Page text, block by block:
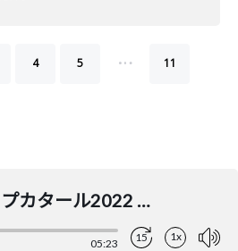
4 5 … 11
FIFAワールドカップカタール2022 アジア最終予選グループB ベトナム代表 対 日本代表Samurai Blue No
05:23 15 1x